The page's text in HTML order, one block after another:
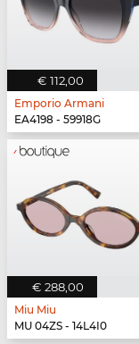
€ 112,00
Emporio Armani
EA4198 - 59918G
€ 288,00
Miu Miu
MU 04ZS - 14L4I0